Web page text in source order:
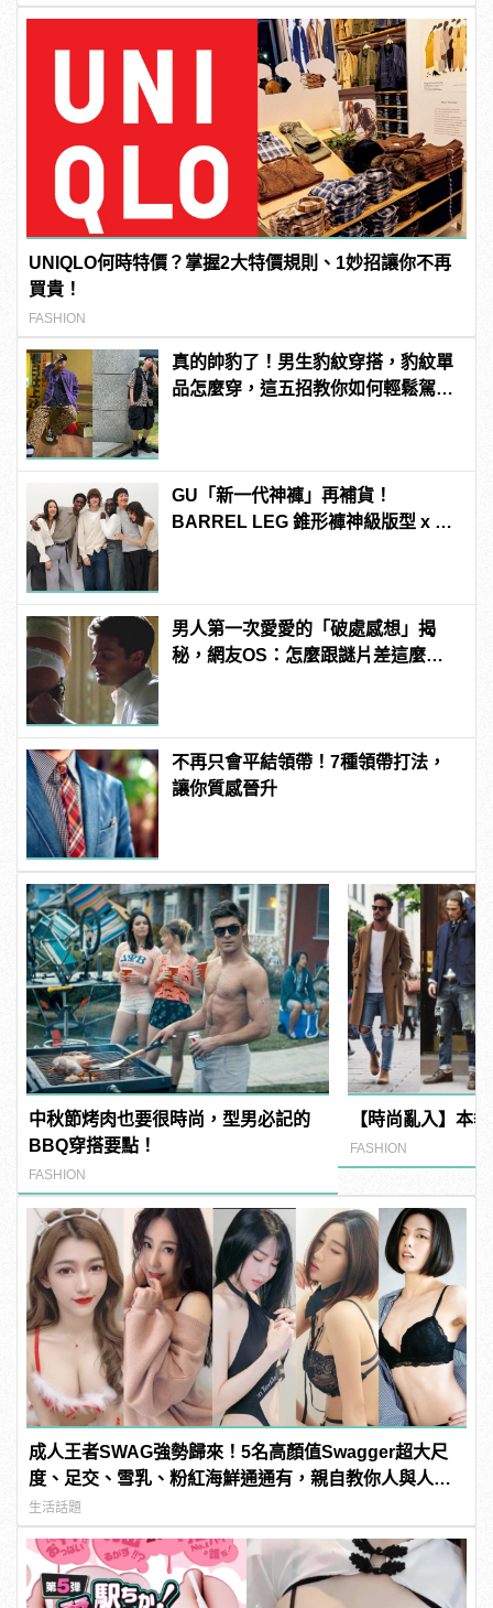
UNIQLO何時特價？掌握2大特價規則、1妙招讓你不再
買貴！
FASHION
真的帥豹了！男生豹紋穿搭，豹紋單
品怎麼穿，這五招教你如何輕鬆駕
GU「新一代神褲」再補貨！
BARREL LEG 錐形褲神級版型 x 復
男人第一次愛愛的「破處感想」揭
秘，網友OS：怎麼跟謎片差這麼
不再只會平結領帶！7種領帶打法，
讓你質感晉升
中秋節烤肉也要很時尚，型男必記的
BBQ穿搭要點！
FASHION
【時尚亂入】本
FASHION
成人王者SWAG強勢歸來！5名高顏值Swagger超大尺
度、足交、雪乳、粉紅海鮮通通有，親自教你人與人的
連結！ | manfashion這樣變型男
生活話題